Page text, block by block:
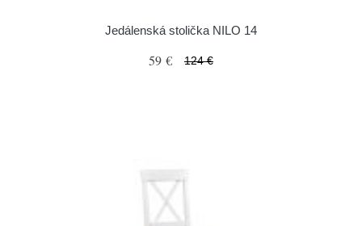
Jedálenská stolička NILO 14
59 € 124 €